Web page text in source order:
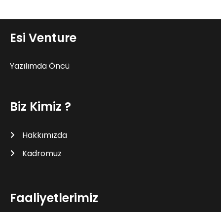
Esi Venture
Yazılımda Öncü
Biz Kimiz ?
Hakkımızda
Kadromuz
Faaliyetlerimiz